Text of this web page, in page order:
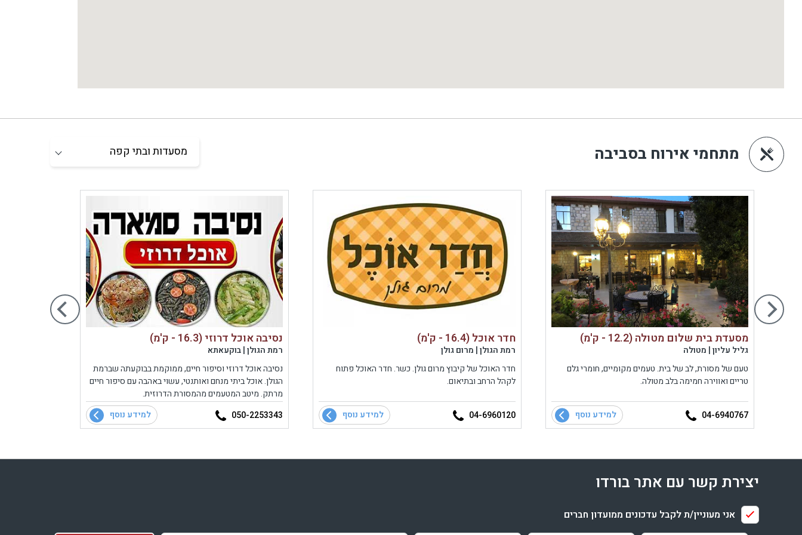
מתחמי אירוח בסביבה
מסעדת בית שלום מטולה (12.2 - ק'מ)
גליל עליון | מטולה
טעם של מסורת, לב של בית. טעמים מקומיים, חומרי גלם
טריים ואווירה חמימה בלב מטולה.
04-6940767 למידע נוסף
חדר אוכל (16.4 - ק'מ)
רמת הגולן | מרום גולן
חדר האוכל של קיבוץ מרום גולן. כשר. חדר האוכל פתוח
לקהל הרחב ובתיאום.
04-6960120 למידע נוסף
נסיבה אוכל דרוזי (16.3 - ק'מ)
רמת הגולן | בוקעאתא
נסיבה אוכל דרוזי וסיפור חיים, ממוקמת בבוקעתה שברמת
הגולן. אוכל ביתי מנחם ואותנטי, עשוי באהבה עם סיפור חיים
מרתק. מיטב המטעמים מהמסורת הדרוזית.
050-2253343
למידע נוסף
יצירת קשר עם אתר בורדו
אני מעוניין/ת לקבל עדכונים ממועדון חברים